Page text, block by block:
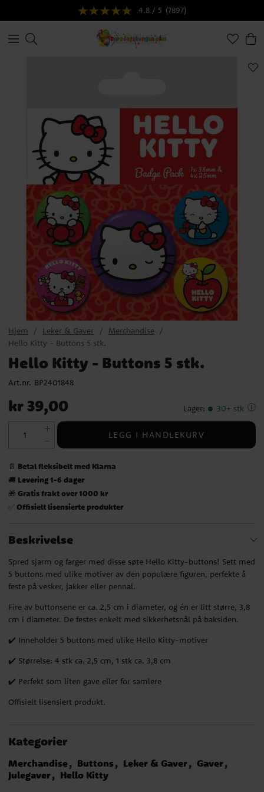
4.8 / 5 (7897)
Hjem Leker & Gaver
Merchandise
Hello Kitty - Buttons 5 stk.
Hello Kitty - Buttons 5 stk.
Art.nr. BP2401848
Pris
:kr 39,00
kr 39,00 Lager: 30+ stk
LEGG I HANDLEKURV
📄 Betal fleksibelt med Klarna
🚚 Levering 1-6 dager
🎁 Gratis frakt over 1000 kr
✅ Offisielt lisensierte produkter
Beskrivelse
Spred sjarm og farger med disse søte Hello Kitty-buttons! Sett med
5 buttons med ulike motiver av den populære figuren, perfekte å
feste på vesker, jakker eller pennal.
Fire av buttonsene er ca. 2,5 cm i diameter, og én er litt større, 3,8
cm i diameter. De festes enkelt med sikkerhetsnål på baksiden.
✔️ Inneholder 5 buttons med ulike Hello Kitty-motiver
✔️ Størrelse: 4 stk ca. 2,5 cm, 1 stk ca. 3,8 cm
✔️ Perfekt som liten gave eller for samlere
Offisielt lisensiert produkt.
Kategorier
Merchandise Buttons Leker & Gaver
Gaver
Julegaver
Hello Kitty